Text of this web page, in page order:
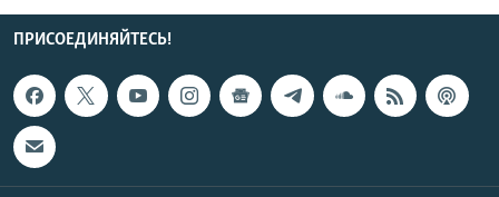
ПРИСОЕДИНЯЙТЕСЬ!